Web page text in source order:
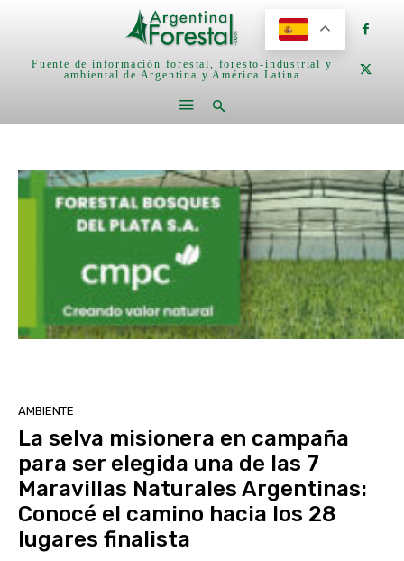
Fuente de información forestal, foresto-industrial y
ambiental de Argentina y América Latina
AMBIENTE
La selva misionera en campaña
para ser elegida una de las 7
Maravillas Naturales Argentinas:
Conocé el camino hacia los 28
lugares finalista